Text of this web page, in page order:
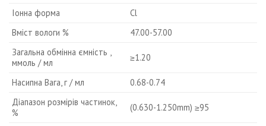
Іонна форма
Cl
Вміст вологи %
47.00-57.00
Загальна обмінна ємність ,
ммоль / мл
≥1.20
Насипна Вага, г / мл
0.68-0.74
Діапазон розмірів частинок,
%
(0.630-1.250mm) ≥95